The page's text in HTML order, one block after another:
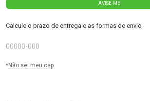
AVISE-ME
Calcule o prazo de entrega e as formas de envio
*Não sei meu cep